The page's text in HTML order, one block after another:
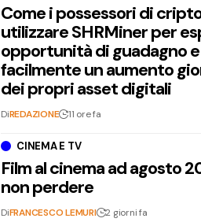
Come i possessori di
utilizzare SHRMiner per
opportunità di guadagno
facilmente un aumento
dei propri asset digitali
DiREDAZIONE 11 ore fa
CINEMA E TV
Film al cinema ad agosto
non perdere
DiFRANCESCO LEMURI 2 giorni fa